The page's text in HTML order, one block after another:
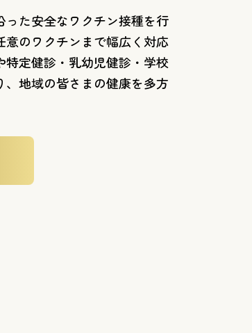
た安全なワクチン接種を行
意のワクチンまで幅広く対応
特定健診・乳幼児健診・学校
地域の皆さまの健康を多方